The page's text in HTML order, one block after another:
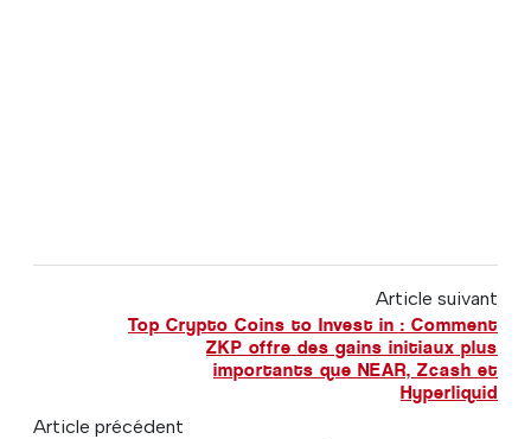
Article suivant
Top Crypto Coins to Invest in : Comment
ZKP offre des gains initiaux plus
importants que NEAR, Zcash et
Hyperliquid
Article précédent